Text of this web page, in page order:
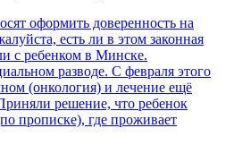
оформить доверенность на
есть ли в этом законная
с ребенком в Минске.
разводе. С февраля этого
(онкология) и лечение ещё
решение, что ребенок
прописке), где проживает